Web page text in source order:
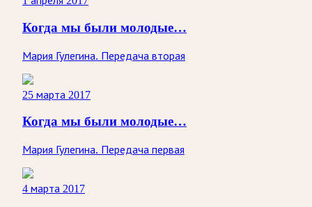
Когда мы были молодые…
Мария Гулегина. Передача вторая
25 марта 2017
Когда мы были молодые…
Мария Гулегина. Передача первая
4 марта 2017